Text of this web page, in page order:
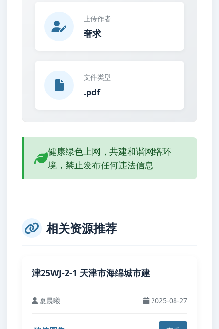
上传作者
奢求
文件类型
.pdf
健康绿色上网，共建和谐网络环
境，禁止发布任何违法信息
相关资源推荐
津25WJ-2-1 天津市海绵城市建
夏晨曦 2025-08-27